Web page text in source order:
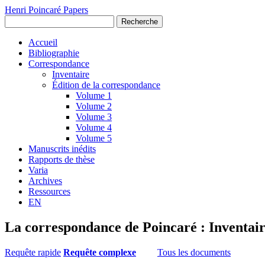
Henri Poincaré Papers
Recherche
Accueil
Bibliographie
Correspondance
Inventaire
Édition de la correspondance
Volume 1
Volume 2
Volume 3
Volume 4
Volume 5
Manuscrits inédits
Rapports de thèse
Varia
Archives
Ressources
EN
La correspondance de Poincaré :
Requête rapide Requête complexe Tous les documents